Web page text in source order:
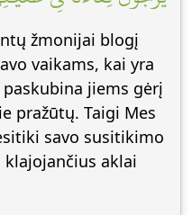
žmonijai blogį
vaikams, kai yra
jiems gėrį
pražūtų. Taigi Mes
savo susitikimo
aklai